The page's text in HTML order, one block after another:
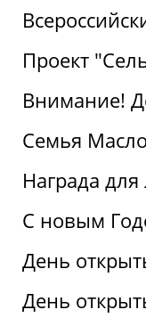
Проект
Внимание!
Семья
Награда
С новым
День
День